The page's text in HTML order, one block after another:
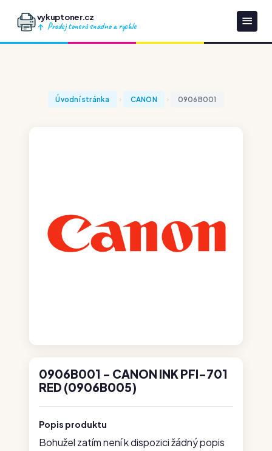
vykuptoner.cz
Prodej tonerů snadno a rychle
Úvodní stránka CANON 0906B001
0906B001 - CANON INK PFI-701
RED (0906B005)
Popis produktu
Bohužel zatím není k dispozici žádný popis